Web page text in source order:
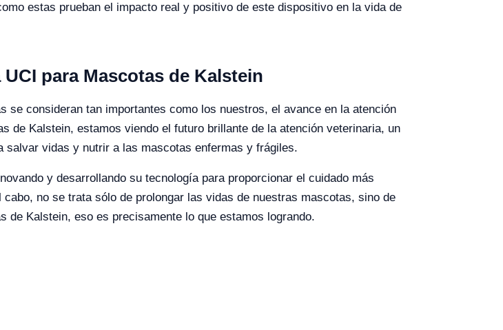
estas prueban el impacto real y positivo de este dispositivo en la vida de
para Mascotas de Kalstein
se consideran tan importantes como los nuestros, el avance en la atención
de Kalstein, estamos viendo el futuro brillante de la atención veterinaria, un
salvar vidas y nutrir a las mascotas enfermas y frágiles.
y desarrollando su tecnología para proporcionar el cuidado más
no se trata sólo de prolongar las vidas de nuestras mascotas, sino de
de Kalstein, eso es precisamente lo que estamos logrando.